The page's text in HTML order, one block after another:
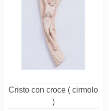
Cristo con croce ( cirmolo
)